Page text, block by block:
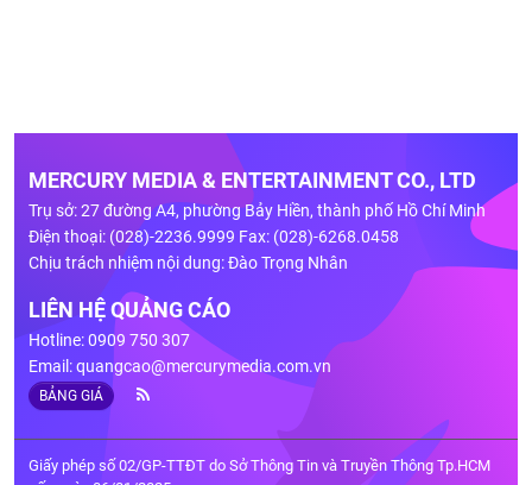
MERCURY MEDIA & ENTERTAINMENT CO., LTD
Trụ sở: 27 đường A4, phường Bảy Hiền, thành phố Hồ Chí Minh
Điện thoại: (028)-2236.9999 Fax: (028)-6268.0458
Chịu trách nhiệm nội dung: Đào Trọng Nhân
LIÊN HỆ QUẢNG CÁO
Hotline: 0909 750 307
Email:quangcao@mercurymedia.com.vn
BẢNG GIÁ
Giấy phép số 02/GP-TTĐT do Sở Thông Tin và Truyền Thông Tp.HCM